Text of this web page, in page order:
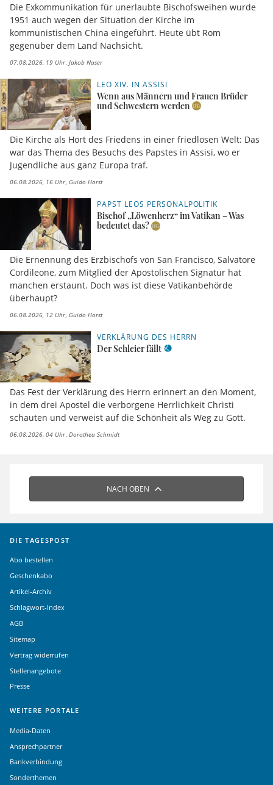
Die Exkommunikation für unerlaubte Bischofsweihen wurde
1951 auch wegen der Situation der Kirche im
kommunistischen China eingeführt. Heute übt Rom
gegenüber dem Land Nachsicht.
07.08.2026, 19 Uhr Jakob Naser
LEO XIV. IN ASSISI
Wenn aus Männern und Frauen Brüder
und Schwestern werden
Die Kirche als Hort des Friedens in einer friedlosen Welt: Das
war das Thema des Besuchs des Papstes in Assisi, wo er
Jugendliche aus ganz Europa traf.
06.08.2026, 16 Uhr Guido Horst
PAPST LEOS PERSONALPOLITIK
Bischof „Löwenherz“ im Vatikan – Was
bedeutet das?
Die Ernennung des Erzbischofs von San Francisco, Salvatore
Cordileone, zum Mitglied der Apostolischen Signatur hat
manchen erstaunt. Doch was ist diese Vatikanbehörde
überhaupt?
06.08.2026, 12 Uhr Guido Horst
VERKLÄRUNG DES HERRN
Der Schleier fällt
Das Fest der Verklärung des Herrn erinnert an den Moment,
in dem drei Apostel die verborgene Herrlichkeit Christi
schauten und verweist auf die Schönheit als Weg zu Gott.
06.08.2026, 04 Uhr Dorothea Schmidt
NACH OBEN
DIE TAGESPOST
Abo bestellen
Geschenkabo
Artikel-Archiv
Schlagwort-Index
AGB
Sitemap
Vertrag widerrufen
Stellenangebote
Presse
WEITERE PORTALE
Media-Daten
Ansprechpartner
Bankverbindung
Sonderthemen